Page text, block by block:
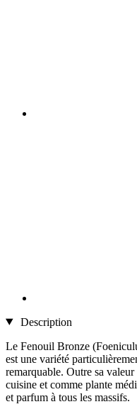
Description
Le Fenouil Bronze
est une variété
remarquable. Outre sa
cuisine et comme plante
et parfum à tous les massifs.